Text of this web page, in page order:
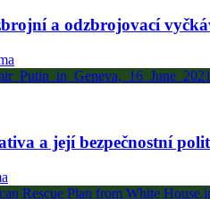
a odzbrojovací
a její bezpečnostní